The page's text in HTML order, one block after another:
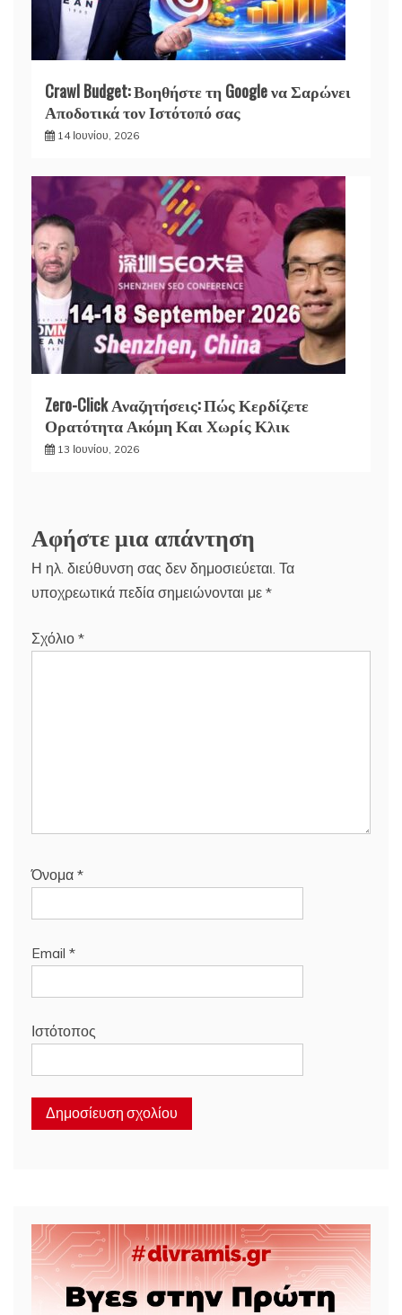
Crawl Budget: Βοηθήστε τη Google να Σαρώνει
Αποδοτικά τον Ιστότοπό σας
14 Ιουνίου, 2026
Zero-Click Αναζητήσεις: Πώς Κερδίζετε
Ορατότητα Ακόμη Και Χωρίς Κλικ
13 Ιουνίου, 2026
Αφήστε μια απάντηση
Η ηλ. διεύθυνση σας δεν δημοσιεύεται. Τα
υποχρεωτικά πεδία σημειώνονται με *
Σχόλιο *
Όνομα *
Email *
Ιστότοπος